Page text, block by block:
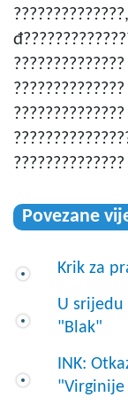
Povezane
Krik za
U srijedu
"Blak"
INK: